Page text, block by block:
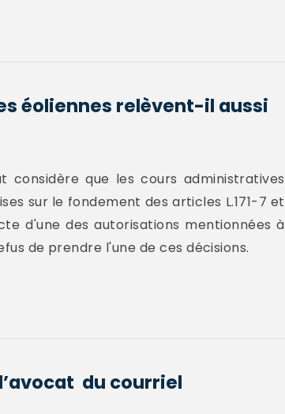
éoliennes relèvent-il aussi
considère que les cours administratives
sur le fondement des articles L.171-7 et
d'une des autorisations mentionnées à
de prendre l'une de ces décisions.
du courriel